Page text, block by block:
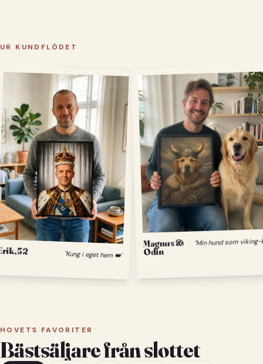
UR KUNDFLÖDET
52 "Kung i eget hem 👑"
Magnus &
Odin
Min
HOVETS FAVORITER
Bästsäljare från slottet